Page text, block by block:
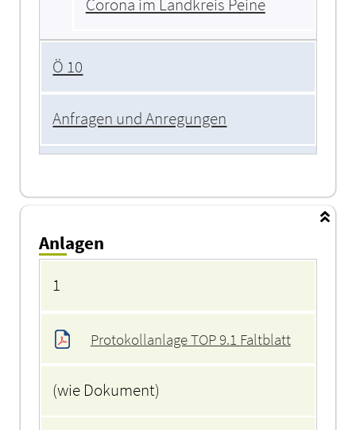
Corona im Landkreis Peine
Ö 10
Anfragen und Anregungen
Anlagen
1
Protokollanlage TOP 9.1 Faltblatt
(wie Dokument)